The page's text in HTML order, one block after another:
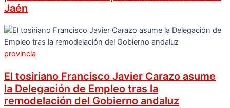
Jaén
provincia
El tosiriano Francisco Javier Carazo asume
la Delegación de Empleo tras la
remodelación del Gobierno andaluz